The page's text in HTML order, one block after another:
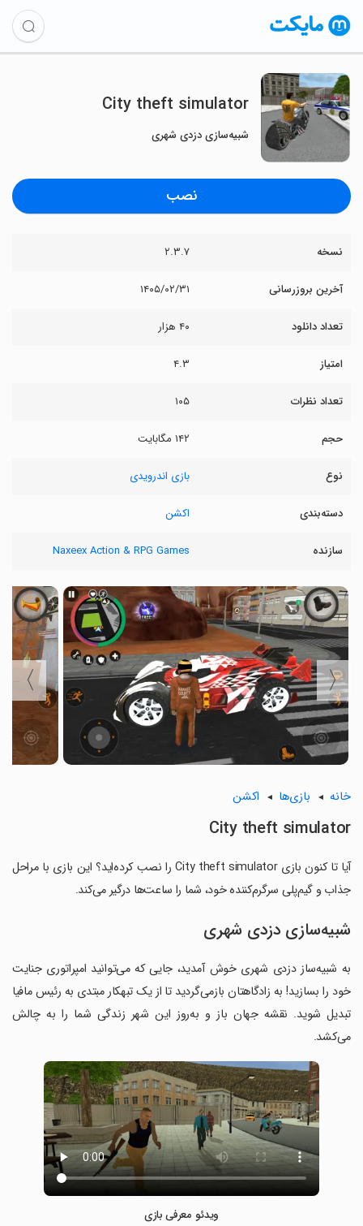
City theft simulator
شبیه‌سازی دزدی شهری
نصب
نسخه ۲.۳.۷
آخرین بروزرسانی ۱۴۰۵/۰۲/۳۱
تعداد دانلود ۴۰ هزار
امتیاز ۴.۳
تعداد نظرات ۱۰۵
حجم ۱۴۲ مگابایت
نوع بازی اندرویدی
دسته‌بندی اکشن
سازنده Naxeex Action & RPG Games
〈
〉
خانه بازی‌ها اکشن
City theft simulator
آیا تا کنون بازی City theft simulator را نصب کرده‌اید؟ این بازی با مراحل
جذاب و گیم‌پلی سرگرم‌کننده خود، شما را ساعت‌ها درگیر می‌کند.
شبیه‌سازی دزدی شهری
به شبیه‌ساز دزدی شهری خوش آمدید، جایی که می‌توانید امپراتوری جنایت
خود را بسازید! به زادگاهتان بازمی‌گردید تا از یک تبهکار مبتدی به رئیس مافیا
تبدیل شوید. نقشه‌ جهان باز و به‌روز این شهر زندگی شما را به چالش
می‌کشد.
ویدئو معرفی بازی